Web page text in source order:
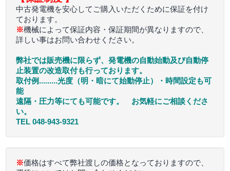
中古発電機を安心してご購入いただくために保証を付け
ております。
※機械によって保証内容・保証期間が異なりますので、
詳しい事はお問い合わせください。
弊社では販売機に限らず、発電機の自動始動及び自動停
止装置の改造取付も行っております。
取付例.........光度（明・暗にて始動停止）・時間設定も可
能
遠隔・圧力等にても可能です。 お気軽にご相談くださ
い。
TEL 048-943-9321
※価格はすべて弊社渡しの価格となっておりますので、